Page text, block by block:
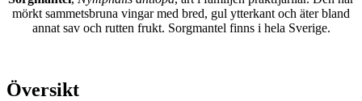
mörkt sammetsbruna vingar med bred, gul ytterkant och äter bland
annat sav och rutten frukt. Sorgmantel finns i hela Sverige.
Översikt